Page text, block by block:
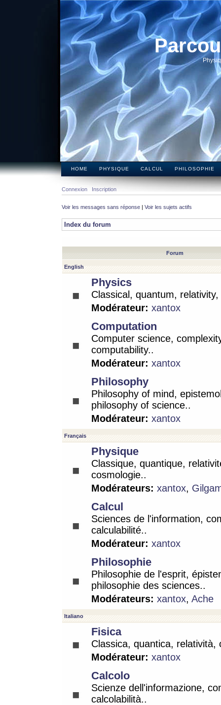
HOME PHYSIQUE CALCUL PHILOSOPHIE
Connexion Inscription
Voir les messages sans réponse | Voir les sujets actifs
Index du forum
Forum
English
Physics
Classical, quantum,
Modérateur: xantox
Computation
Computer science,
computability..
Modérateur: xantox
Philosophy
Philosophy of mind,
philosophy of science..
Modérateur: xantox
Français
Physique
Classique, quantique,
cosmologie..
Modérateurs: xantox,
Calcul
Sciences de l'information,
calculabilité..
Modérateur: xantox
Philosophie
Philosophie de l'esprit,
philosophie des sciences..
Modérateurs: xantox, Ache
Italiano
Fisica
Classica, quantica, relatività,
Modérateur: xantox
Calcolo
Scienze dell'informazione,
calcolabilità..